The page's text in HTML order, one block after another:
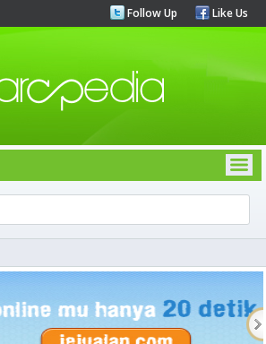
Follow Up Like Us